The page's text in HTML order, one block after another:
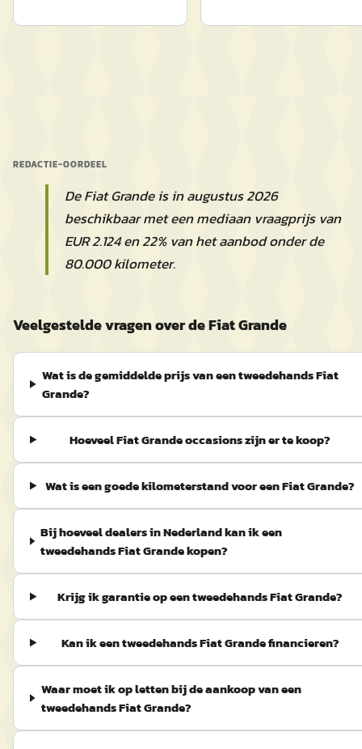
REDACTIE-OORDEEL
De Fiat Grande is in augustus 2026
beschikbaar met een mediaan vraagprijs van
EUR 2.124 en 22% van het aanbod onder de
80.000 kilometer.
Veelgestelde vragen over de Fiat Grande
Wat is de gemiddelde prijs van een tweedehands Fiat
Grande?
Hoeveel Fiat Grande occasions zijn er te koop?
Wat is een goede kilometerstand voor een Fiat Grande?
Bij hoeveel dealers in Nederland kan ik een
tweedehands Fiat Grande kopen?
Krijg ik garantie op een tweedehands Fiat Grande?
Kan ik een tweedehands Fiat Grande financieren?
Waar moet ik op letten bij de aankoop van een
tweedehands Fiat Grande?